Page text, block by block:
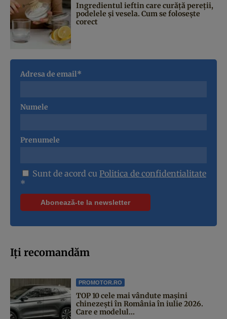
Ingredientul ieftin care curăță pereții,
podelele și vesela. Cum se folosește
corect
Adresa de email*
Numele
Prenumele
Sunt de acord cu Politica de confidentialitate
*
Iți recomandăm
PROMOTOR.RO
TOP 10 cele mai vândute mașini
chinezești în România în iulie 2026.
Care e modelul...